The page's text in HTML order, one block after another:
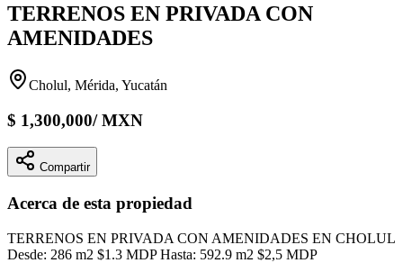
TERRENOS EN PRIVADA CON
AMENIDADES
Cholul, Mérida, Yucatán
$ 1,300,000/MXN
Compartir
Acerca de esta propiedad
TERRENOS EN PRIVADA CON AMENIDADES EN CHOLUL
Desde: 286 m2 $1.3 MDP Hasta: 592.9 m2 $2,5 MDP